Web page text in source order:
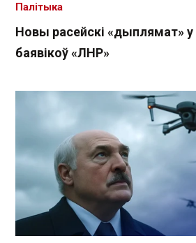
Новы расейскі «дыплямат» у
баявікоў «ЛНР»
Палітыка